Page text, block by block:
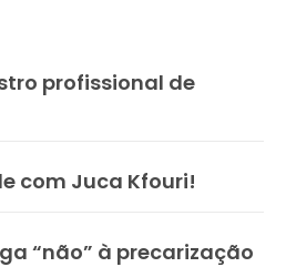
profissional de
com Juca Kfouri!
“não” à precarização